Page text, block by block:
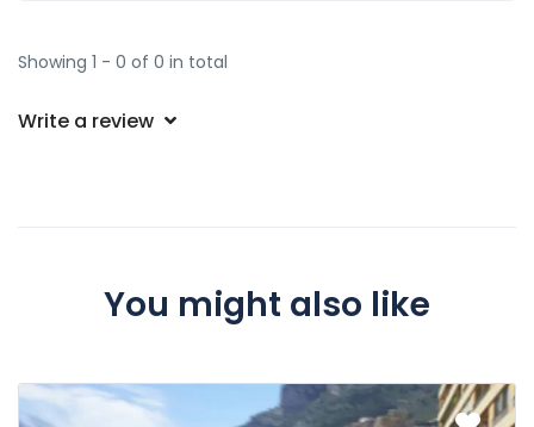
Showing 1 - 0 of 0 in total
Write a review
You might also like